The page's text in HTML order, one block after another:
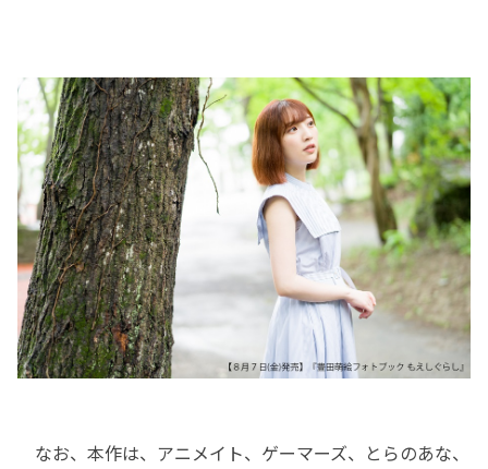
なお、本作は、アニメイト、ゲーマーズ、とらのあな、